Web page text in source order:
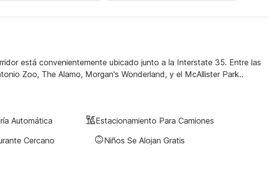
está convenientemente ubicado junto a la Interstate 35. Entre las
Zoo, The Alamo, Morgan's Wonderland, y el McAllister Park..
Automática
Estacionamiento Para Camiones
Cercano Niños Se Alojan Gratis